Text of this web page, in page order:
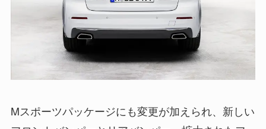
Mスポーツパッケージにも変更が加えられ、新しい